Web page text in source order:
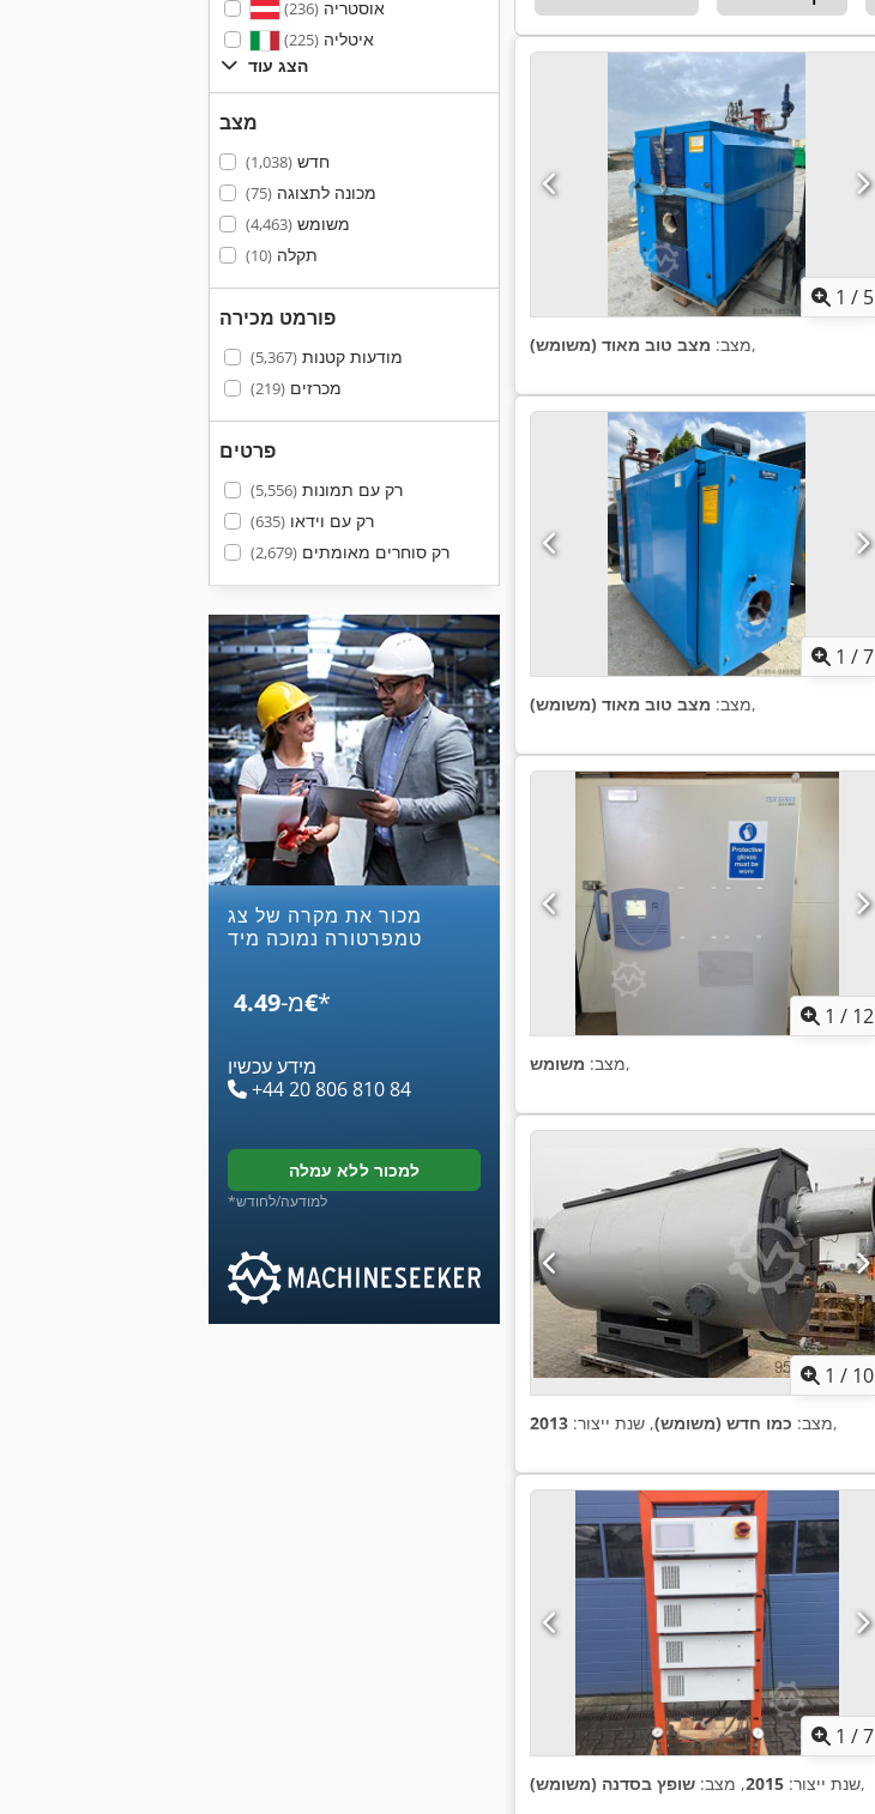
אוסטריה(236)
איטליה(225)
הצג עוד
מצב
חדש(1,038)
מכונה לתצוגה(75)
משומש(4,463)
תקלה(10)
פורמט מכירה
מודעות קטנות(5,367)
מכרזים(219)
פרטים
רק עם תמונות(5,556)
רק עם וידאו(635)
רק סוחרים מאומתים(2,679)
מכור את מקרה של צג
טמפרטורה נמוכה מיד
מ-‏4.49 ‏€*
מידע עכשיו
+44 20 806 810 84
למכור ללא עמלה
*למודעה/לחודש
1 / 5
מצב: מצב טוב מאוד (משומש) ,
1 /7
מצב: מצב טוב מאוד (משומש) ,
1 / 12
מצב: משומש ,
1 / 10
מצב: כמו חדש (משומש), שנת ייצור: 2013 ,
1 /7
שנת ייצור: 2015, מצב: שופץ בסדנה (משומש) ,